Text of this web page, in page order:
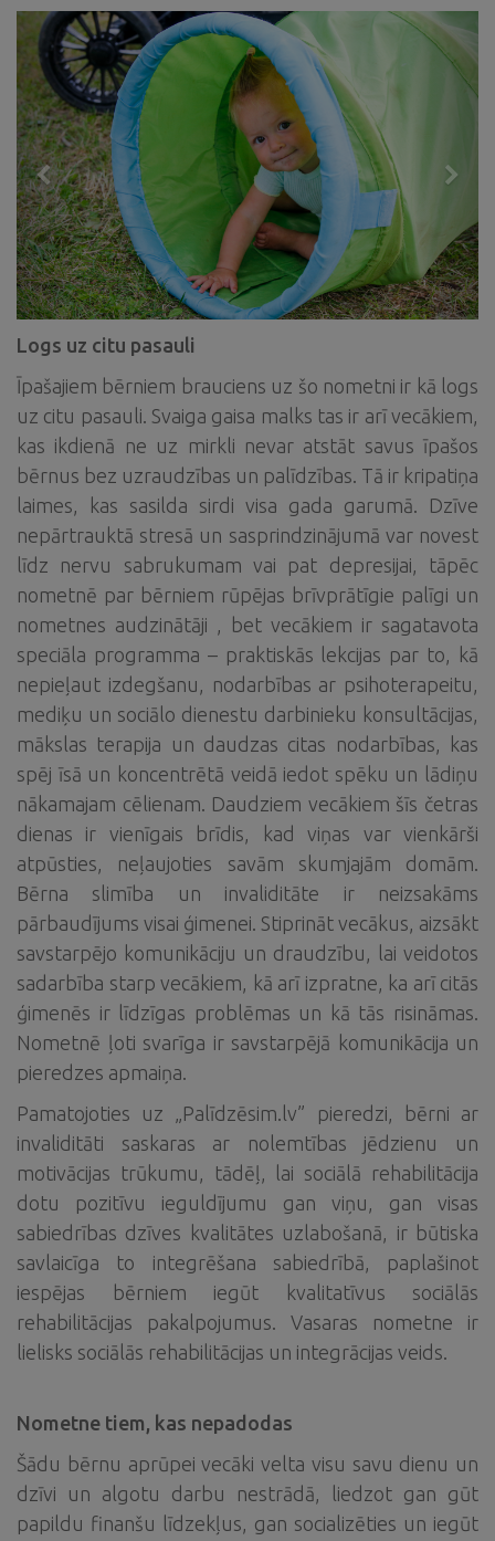
Logs uz citu pasauli
Īpašajiem bērniem brauciens uz šo nometni ir kā logs
uz citu pasauli. Svaiga gaisa malks tas ir arī vecākiem,
kas ikdienā ne uz mirkli nevar atstāt savus īpašos
bērnus bez uzraudzības un palīdzības. Tā ir kripatiņa
laimes, kas sasilda sirdi visa gada garumā. Dzīve
nepārtrauktā stresā un sasprindzinājumā var novest
līdz nervu sabrukumam vai pat depresijai, tāpēc
nometnē par bērniem rūpējas brīvprātīgie palīgi un
nometnes audzinātāji , bet vecākiem ir sagatavota
speciāla programma – praktiskās lekcijas par to, kā
nepieļaut izdegšanu, nodarbības ar psihoterapeitu,
mediķu un sociālo dienestu darbinieku konsultācijas,
mākslas terapija un daudzas citas nodarbības, kas
spēj īsā un koncentrētā veidā iedot spēku un lādiņu
nākamajam cēlienam. Daudziem vecākiem šīs četras
dienas ir vienīgais brīdis, kad viņas var vienkārši
atpūsties, neļaujoties savām skumjajām domām.
Bērna slimība un invaliditāte ir neizsakāms
pārbaudījums visai ģimenei. Stiprināt vecākus, aizsākt
savstarpējo komunikāciju un draudzību, lai veidotos
sadarbība starp vecākiem, kā arī izpratne, ka arī citās
ģimenēs ir līdzīgas problēmas un kā tās risināmas.
Nometnē ļoti svarīga ir savstarpējā komunikācija un
pieredzes apmaiņa.
Pamatojoties uz „Palīdzēsim.lv” pieredzi, bērni ar
invaliditāti saskaras ar nolemtības jēdzienu un
motivācijas trūkumu, tādēļ, lai sociālā rehabilitācija
dotu pozitīvu ieguldījumu gan viņu, gan visas
sabiedrības dzīves kvalitātes uzlabošanā, ir būtiska
savlaicīga to integrēšana sabiedrībā, paplašinot
iespējas bērniem iegūt kvalitatīvus sociālās
rehabilitācijas pakalpojumus. Vasaras nometne ir
lielisks sociālās rehabilitācijas un integrācijas veids.
Nometne tiem, kas nepadodas
Šādu bērnu aprūpei vecāki velta visu savu dienu un
dzīvi un algotu darbu nestrādā, liedzot gan gūt
papildu finanšu līdzekļus, gan socializēties un iegūt